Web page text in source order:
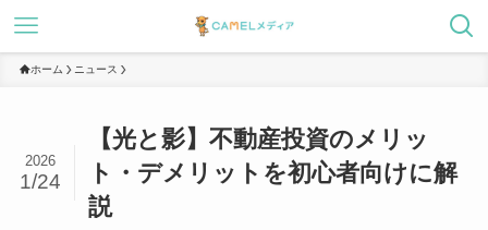
ホーム ニュース
【光と影】不動産投資のメリッ
ト・デメリットを初心者向けに解
説
2026
1/24